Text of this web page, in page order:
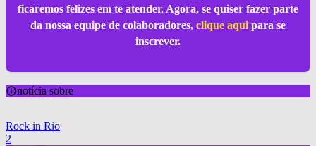
ficaremos felizes em te atender. Agora, se quiser fazer parte
da nossa equipe de colaboradores, clique aqui para se
inscrever.
notícia sobre
Rock in Rio
2